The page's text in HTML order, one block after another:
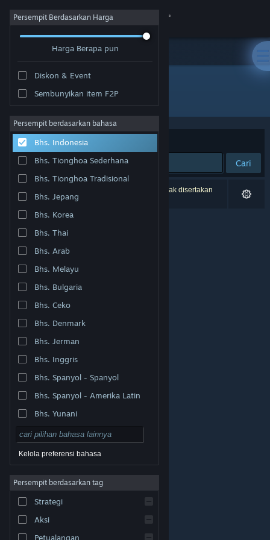
Login
Tentang
Bantuan
Ubah bahasa
Dapatkan Aplikasi Seluler Steam
Lihat situs web desktop
Undang. Semua merek dagang merupakan hak pemilik
Legal| Aksesibilitas
Pengembalian Dana
Persempit Berdasarkan Harga
Harga Berapa pun
Diskon & Event
Sembunyikan item F2P
Persempit berdasarkan bahasa
Bhs. Indonesia
Bhs. Tionghoa Sederhana
Bhs. Tionghoa Tradisional
Bhs. Jepang
Bhs. Korea
Bhs. Thai
Bhs. Arab
Bhs. Melayu
Bhs. Bulgaria
Bhs. Ceko
Bhs. Denmark
Bhs. Jerman
Bhs. Inggris
Bhs. Spanyol - Spanyol
Bhs. Spanyol - Amerika Latin
Bhs. Yunani
Kelola preferensi bahasa
Persempit berdasarkan tag
Strategi
Aksi
Petualangan
Pengembang: Captive Bolt Studios
Berdasarkan Relevansi
Cari
0 hasil cocok dengan pencarianmu. 1 produk tidak disertakan
berdasarkan preferensimu.